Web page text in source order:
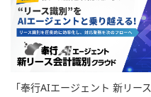
「奉行AIエージェント 新リース